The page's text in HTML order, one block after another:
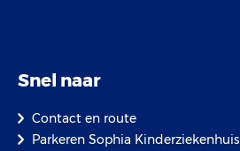
Snel naar
Contact en route
Parkeren Sophia Kinderziekenhuis